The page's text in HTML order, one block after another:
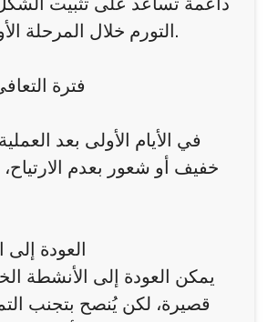
التورم خلال المرحلة الأولى من التعافي.
فترة
في الأيام الأولى بعد
خفيف أو شعور بعدم
العودة إلى
يمكن العودة إلى الأنشطة
قصيرة، لكن يُنصح بتجنب